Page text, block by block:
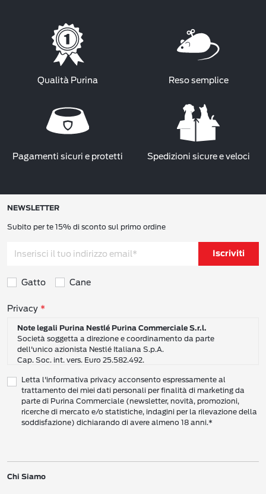
Qualità Purina Reso semplice
Pagamenti sicuri e protetti Spedizioni sicure e veloci
NEWSLETTER
Subito per te 15% di sconto sul primo ordine
Iscriviti
Gatto Cane
Consensi sulla privacy
Privacy
Note legali Purina Nestlé Purina Commerciale S.r.l.
Società soggetta a direzione e coordinamento da parte
dell'unico azionista Nestlé Italiana S.p.A.
Cap. Soc. int. vers. Euro 25.582.492.
6 - 20057 Assago (Mi)
Tel.: +39 02 8181 1
Codice Fiscale e Partita I.V.A. 10805410965
PEC: pur.it@pec.it
(“Informativa”) per conoscere le nostre politiche e pratiche relative ai vostri Dati
Letta l'informativa privacy acconsento espressamente al
trattamento dei miei dati personali per finalità di marketing da
parte di Purina Commerciale (newsletter, novità, promozioni,
ricerche di mercato e/o statistiche, indagini per la rilevazione della
soddisfazione) dichiarando di avere almeno 18 anni.*
Chi Siamo